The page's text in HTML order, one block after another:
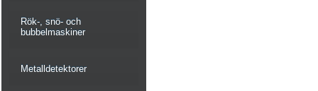
Rök-, snö- och
bubbelmaskiner
Metalldetektorer